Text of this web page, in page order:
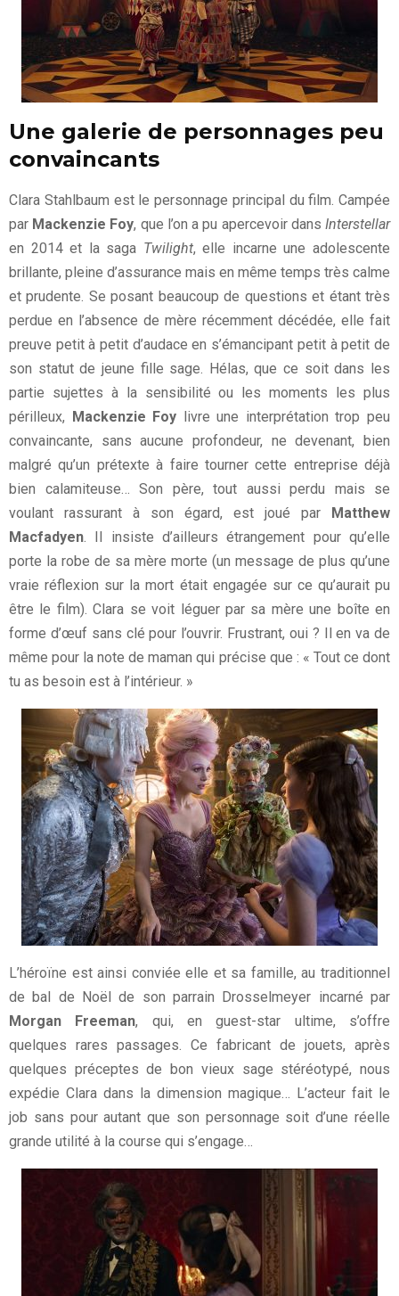
Une galerie de personnages peu
convaincants
Clara Stahlbaum est le personnage principal du film. Campée
par Mackenzie Foy, que l’on a pu apercevoir dansInterstellar
en 2014 et la saga Twilight, elle incarne une adolescente
brillante, pleine d’assurance mais en même temps très calme
et prudente. Se posant beaucoup de questions et étant très
perdue en l’absence de mère récemment décédée, elle fait
preuve petit à petit d’audace en s’émancipant petit à petit de
son statut de jeune fille sage. Hélas, que ce soit dans les
partie sujettes à la sensibilité ou les moments les plus
périlleux,
Mackenzie Foy livre une interprétation trop peu
convaincante, sans aucune profondeur, ne devenant, bien
malgré qu’un prétexte à faire tourner cette entreprise déjà
bien calamiteuse… Son père, tout aussi perdu mais se
voulant rassurant à son égard, est joué par
Matthew
Macfadyen. Il insiste d’ailleurs étrangement pour qu’elle
porte la robe de sa mère morte (un message de plus qu’une
vraie réflexion sur la mort était engagée sur ce qu’aurait pu
être le film). Clara se voit léguer par sa mère une boîte en
forme d’œuf sans clé pour l’ouvrir. Frustrant, oui ? Il en va de
même pour la note de maman qui précise que : « Tout ce dont
tu as besoin est à l’intérieur. »
L’héroïne est ainsi conviée elle et sa famille, au traditionnel
de bal de Noël de son parrain Drosselmeyer incarné par
Morgan Freeman, qui, en guest-star ultime, s’offre
quelques rares passages. Ce fabricant de jouets, après
quelques préceptes de bon vieux sage stéréotypé, nous
expédie Clara dans la dimension magique… L’acteur fait le
job sans pour autant que son personnage soit d’une réelle
grande utilité à la course qui s’engage…